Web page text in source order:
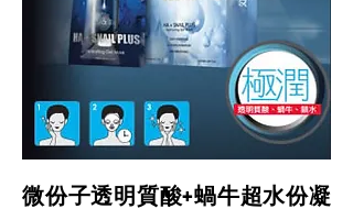
微份子透明質酸+蝸牛超水份凝